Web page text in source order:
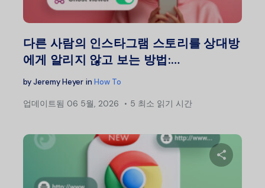
다른 사람의 인스타그램 스토리를 상대방
에게 알리지 않고 보는 방법:…
byJeremy Heyer in How To
업데이트됨 06 5월, 2026 5 최소 읽기 시간